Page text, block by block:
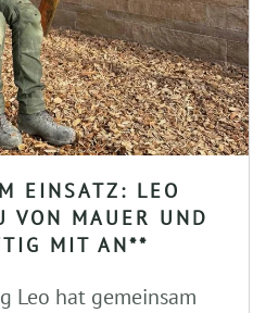
EINSATZ: LEO
VON MAUER UND
MIT AN**
Leo hat gemeinsam